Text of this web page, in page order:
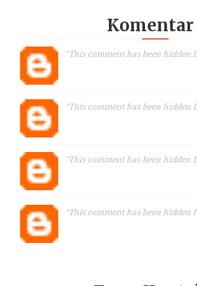
Komentar
"This comment has been hidden
"This comment has been hidden
"This comment has been hidden
"This comment has been hidden